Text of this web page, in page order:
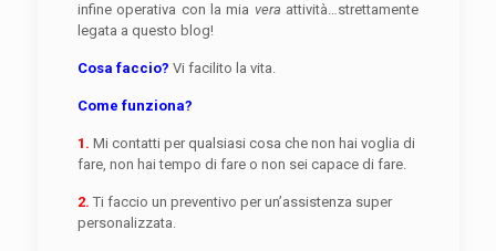
infine operativa con la mia vera attività…strettamente
legata a questo blog!
Cosa faccio? Vi facilito la vita.
Come funziona?
1. Mi contatti per qualsiasi cosa che non hai voglia di
fare, non hai tempo di fare o non sei capace di fare.
2. Ti faccio un preventivo per un’assistenza super
personalizzata.